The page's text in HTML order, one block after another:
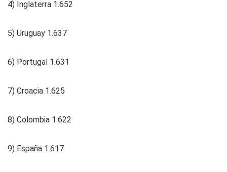
4) Inglaterra 1.652
5) Uruguay 1.637
6) Portugal 1.631
7) Croacia 1.625
8) Colombia 1.622
9) España 1.617